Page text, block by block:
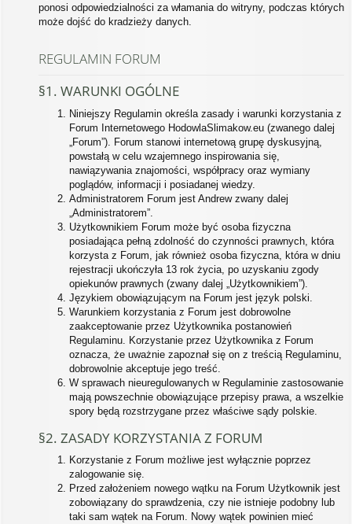
ponosi odpowiedzialności za włamania do witryny, podczas których
może dojść do kradzieży danych.
REGULAMIN FORUM
§1. WARUNKI OGÓLNE
Niniejszy Regulamin określa zasady i warunki korzystania z
Forum Internetowego HodowlaSlimakow.eu (zwanego dalej
„Forum”). Forum stanowi internetową grupę dyskusyjną,
powstałą w celu wzajemnego inspirowania się,
nawiązywania znajomości, współpracy oraz wymiany
poglądów, informacji i posiadanej wiedzy.
Administratorem Forum jest Andrew zwany dalej
„Administratorem”.
Użytkownikiem Forum może być osoba fizyczna
posiadająca pełną zdolność do czynności prawnych, która
korzysta z Forum, jak również osoba fizyczna, która w dniu
rejestracji ukończyła 13 rok życia, po uzyskaniu zgody
opiekunów prawnych (zwany dalej „Użytkownikiem”).
Językiem obowiązującym na Forum jest język polski.
Warunkiem korzystania z Forum jest dobrowolne
zaakceptowanie przez Użytkownika postanowień
Regulaminu. Korzystanie przez Użytkownika z Forum
oznacza, że uważnie zapoznał się on z treścią Regulaminu,
dobrowolnie akceptuje jego treść.
W sprawach nieuregulowanych w Regulaminie zastosowanie
mają powszechnie obowiązujące przepisy prawa, a wszelkie
spory będą rozstrzygane przez właściwe sądy polskie.
§2. ZASADY KORZYSTANIA Z FORUM
Korzystanie z Forum możliwe jest wyłącznie poprzez
zalogowanie się.
Przed założeniem nowego wątku na Forum Użytkownik jest
zobowiązany do sprawdzenia, czy nie istnieje podobny lub
taki sam wątek na Forum. Nowy wątek powinien mieć